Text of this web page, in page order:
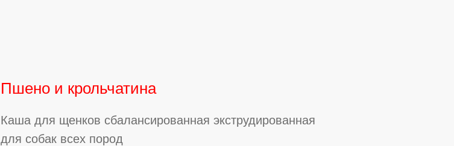
Пшено и крольчатина
Каша для щенков сбалансированная экструдированная
для собак всех пород